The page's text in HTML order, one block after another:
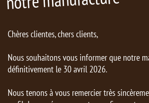
Chères clientes, chers clients,
Nous souhaitons vous informer que notre
définitivement le 30 avril 2026.
Nous tenons à vous remercier très